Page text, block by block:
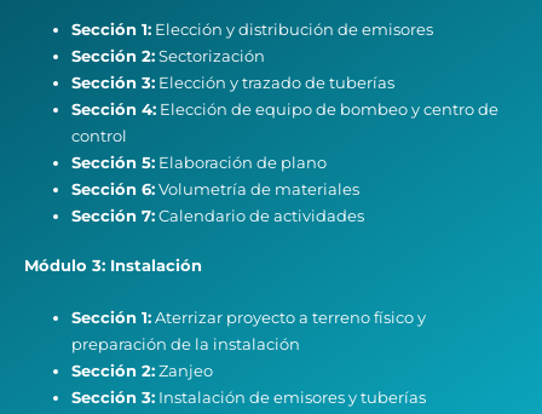
Sección 1: Elección y distribución de emisores
Sección 2:Sectorización
Sección 3: Elección y trazado de tuberías
Sección 4: Elección de equipo de bombeo y centro de
control
Sección 5: Elaboración de plano
Sección 6:Volumetría de materiales
Sección 7:Calendario de actividades
Módulo 3: Instalación
Sección 1:Aterrizar proyecto a terreno físico y
preparación de la instalación
Sección 2:Zanjeo
Sección 3: Instalación de emisores y tuberías